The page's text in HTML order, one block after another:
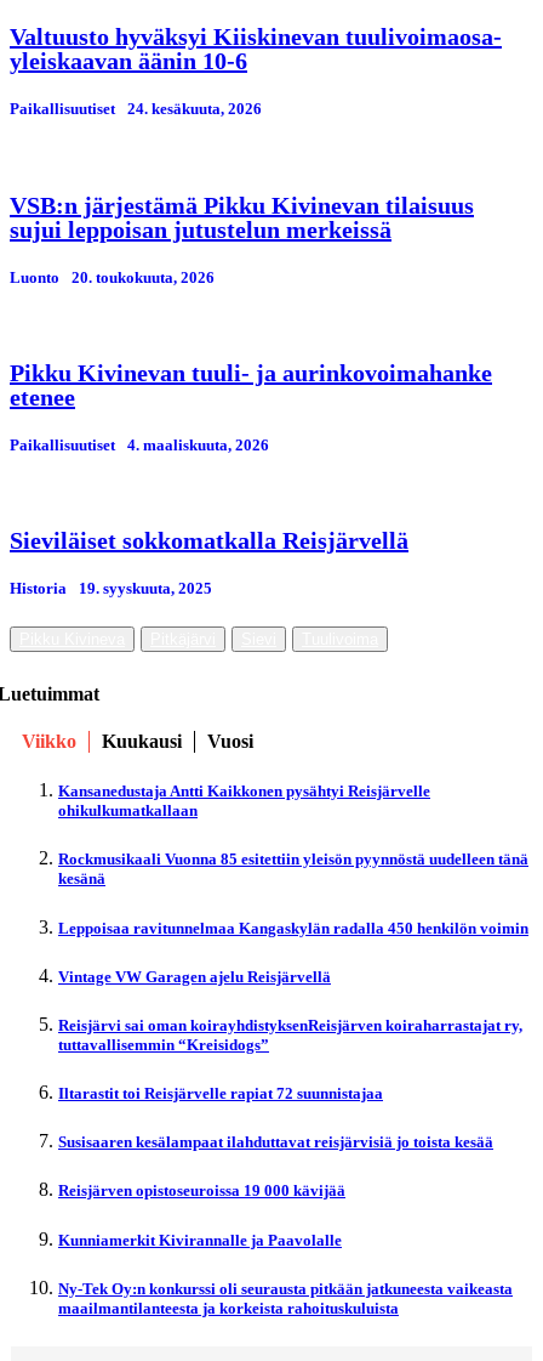
Valtuusto hyväksyi Kiiskinevan tuulivoimaosa-
yleiskaavan äänin 10-6
Paikallisuutiset 24. kesäkuuta, 2026
VSB:n järjestämä Pikku Kivinevan tilaisuus
sujui leppoisan jutustelun merkeissä
Luonto 20. toukokuuta, 2026
Pikku Kivinevan tuuli- ja aurinkovoimahanke
etenee
Paikallisuutiset 4. maaliskuuta, 2026
Sieviläiset sokkomatkalla Reisjärvellä
Historia 19. syyskuuta, 2025
Viikko Kuukausi Vuosi
Kansanedustaja Antti Kaikkonen pysähtyi Reisjärvelle
ohikulkumatkallaan
Rockmusikaali Vuonna 85 esitettiin yleisön pyynnöstä uudelleen tänä
kesänä
Leppoisaa ravitunnelmaa Kangaskylän radalla 450 henkilön voimin
Vintage VW Garagen ajelu Reisjärvellä
Reisjärvi sai oman koirayhdistyksenReisjärven koiraharrastajat ry,
tuttavallisemmin “Kreisidogs”
Iltarastit toi Reisjärvelle rapiat 72 suunnistajaa
Susisaaren kesälampaat ilahduttavat reisjärvisiä jo toista kesää
Reisjärven opistoseuroissa 19 000 kävijää
Kunniamerkit Kivirannalle ja Paavolalle
Ny-Tek Oy:n konkurssi oli seurausta pitkään jatkuneesta vaikeasta
maailmantilanteesta ja korkeista rahoituskuluista